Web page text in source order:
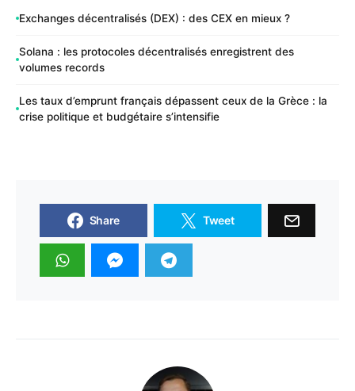
Exchanges décentralisés (DEX) : des CEX en mieux ?
Solana : les protocoles décentralisés enregistrent des
volumes records
Les taux d’emprunt français dépassent ceux de la Grèce : la
crise politique et budgétaire s’intensifie
Share Tweet